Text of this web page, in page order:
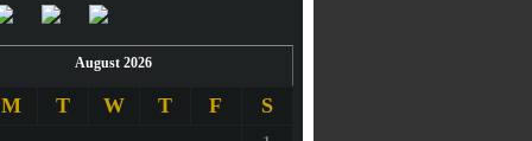
August 2026
M T W T F
S